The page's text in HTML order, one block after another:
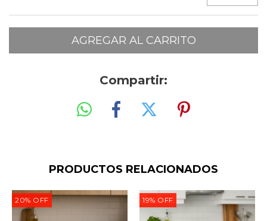
Compartir:
PRODUCTOS RELACIONADOS
20% OFF 19% OFF